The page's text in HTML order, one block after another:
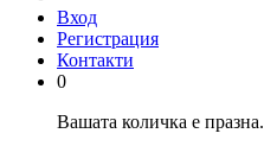
Вход
Регистрация
Контакти
0
Вашата количка е празна.